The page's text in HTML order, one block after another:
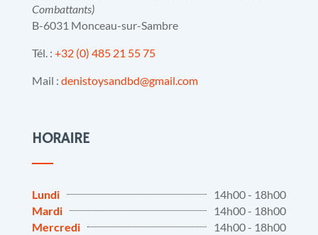
Combattants)
B-6031 Monceau-sur-Sambre
Tél. : +32 (0) 485 21 55 75
Mail : denistoysandbd@gmail.com
HORAIRE
Lundi
14h00 - 18h00
Mardi
14h00 - 18h00
Mercredi
14h00 - 18h00